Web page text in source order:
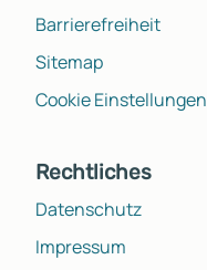
Barrierefreiheit
Sitemap
Cookie Einstellungen
Rechtliches
Datenschutz
Impressum